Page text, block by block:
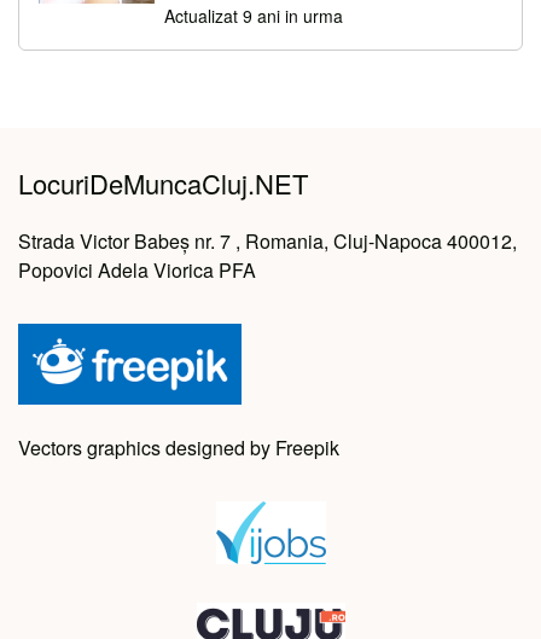
Actualizat 9 ani in urma
LocuriDeMuncaCluj.NET
Strada Victor Babeș nr. 7 , Romania, Cluj-Napoca 400012,
Popovici Adela Viorica PFA
Vectors graphics designed by Freepik